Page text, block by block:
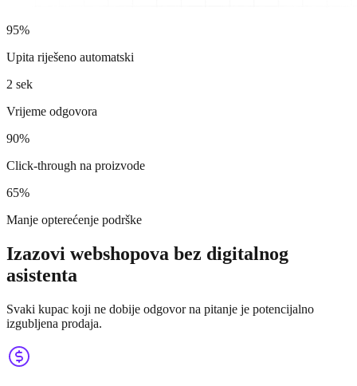
95%
Upita riješeno automatski
2 sek
Vrijeme odgovora
90%
Click-through na proizvode
65%
Manje opterećenje podrške
Izazovi webshopova bez digitalnog
asistenta
Svaki kupac koji ne dobije odgovor na pitanje je potencijalno
izgubljena prodaja.